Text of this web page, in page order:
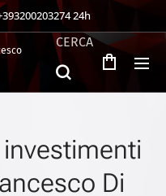
24h
CERCA
Di